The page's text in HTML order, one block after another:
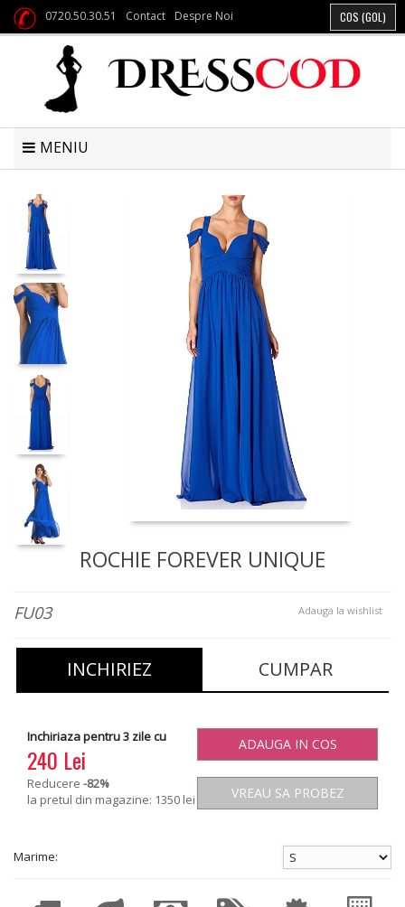
0720.50.30.51 Contact Despre Noi COS (GOL)
MENIU
ROCHIE FOREVER UNIQUE
Adauga la wishlist
FU03
INCHIRIEZ CUMPAR
Inchiriaza pentru 3 zile cu
240 Lei
Reducere -82%
la pretul din magazine: 1350 lei
ADAUGA IN COS
VREAU SA PROBEZ
Marime: